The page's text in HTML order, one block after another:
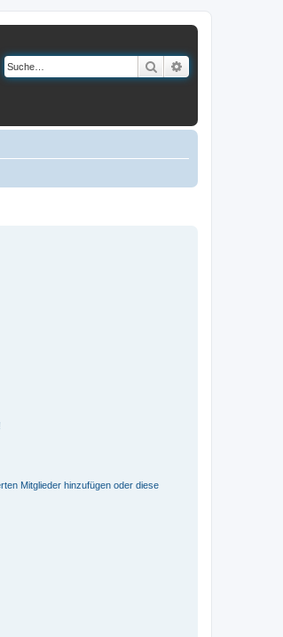
Suche
Mitglieder hinzufügen oder diese